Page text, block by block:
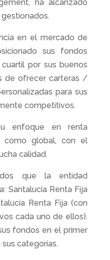
ha alcanzado
en el mercado de
sus fondos
por sus buenos
de ofrecer carteras /
para sus
competitivos.
enfoque en renta
como global, con el
calidad.
que la entidad
Santalucía Renta Fija
Renta Fija (con
cada uno de ellos).
fondos en el primer
categorías.